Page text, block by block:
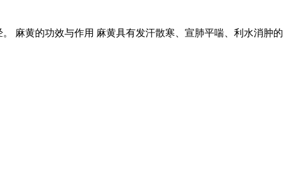
麻黄的功效与作用 麻黄具有发汗散寒、宣肺平喘、利水消肿的